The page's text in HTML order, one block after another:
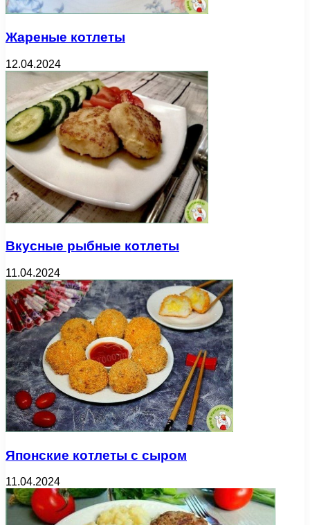
Жареные котлеты
12.04.2024
Вкусные рыбные котлеты
11.04.2024
Японские котлеты с сыром
11.04.2024